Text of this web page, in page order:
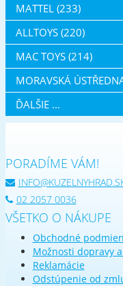
MATTEL (233)
ALLTOYS (220)
MAC TOYS (214)
MORAVSKÁ
ĎALŠIE ...
PORADÍME VÁM!
02 2057 0036
VŠETKO O NÁKUPE
Obchodné
Možnosti dopravy
Reklamácie
Odstúpenie od